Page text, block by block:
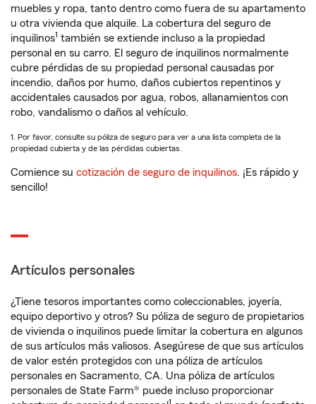
muebles y ropa, tanto dentro como fuera de su apartamento
u otra vivienda que alquile. La cobertura del seguro de
inquilinos1 también se extiende incluso a la propiedad
personal en su carro. El seguro de inquilinos normalmente
cubre pérdidas de su propiedad personal causadas por
incendio, daños por humo, daños cubiertos repentinos y
accidentales causados por agua, robos, allanamientos con
robo, vandalismo o daños al vehículo.
1. Por favor, consulte su póliza de seguro para ver a una lista completa de la
propiedad cubierta y de las pérdidas cubiertas.
Comience su cotización de seguro de inquilinos. ¡Es rápido y
sencillo!
Artículos personales
¿Tiene tesoros importantes como coleccionables, joyería,
equipo deportivo y otros? Su póliza de seguro de propietarios
de vivienda o inquilinos puede limitar la cobertura en algunos
de sus artículos más valiosos. Asegúrese de que sus artículos
de valor estén protegidos con una póliza de artículos
personales en Sacramento, CA. Una póliza de artículos
personales de State Farm® puede incluso proporcionar
1